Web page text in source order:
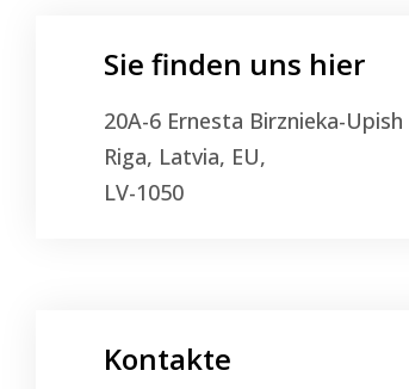
Sie finden uns hier
20A-6 Ernesta Birznieka-
Riga, Latvia, EU,
LV-1050
Kontakte